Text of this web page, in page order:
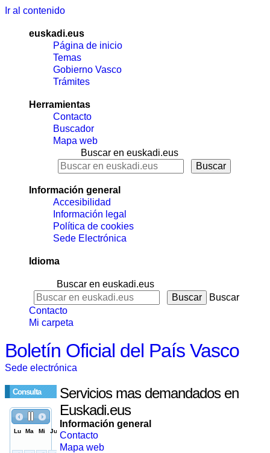
Ir al contenido
euskadi.eus
Página de inicio
Temas
Gobierno Vasco
Trámites
Herramientas
Contacto
Buscador
Mapa web
Buscar en euskadi.eus
Información general
Accesibilidad
Información legal
Política de cookies
Sede Electrónica
Idioma
Buscar en euskadi.eus
Buscar
Contacto
Mi carpeta
Boletín Oficial del País Vasco
Sede electrónica
Consulta
Servicios mas demandados en
Euskadi.eus
Información general
Contacto
Mapa web